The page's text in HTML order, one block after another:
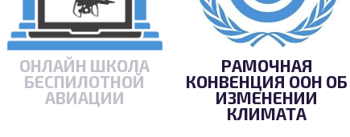
ОНЛАЙН ШКОЛА
БЕСПИЛОТНОЙ
АВИАЦИИ
РАМОЧНАЯ
КОНВЕНЦИЯ ООН ОБ
ИЗМЕНЕНИИ
КЛИМАТА